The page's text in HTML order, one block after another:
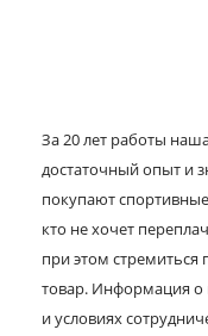
За 20 лет работы
достаточный опыт и
покупают
кто не хочет
при этом стремиться
товар. Информация о
и условиях